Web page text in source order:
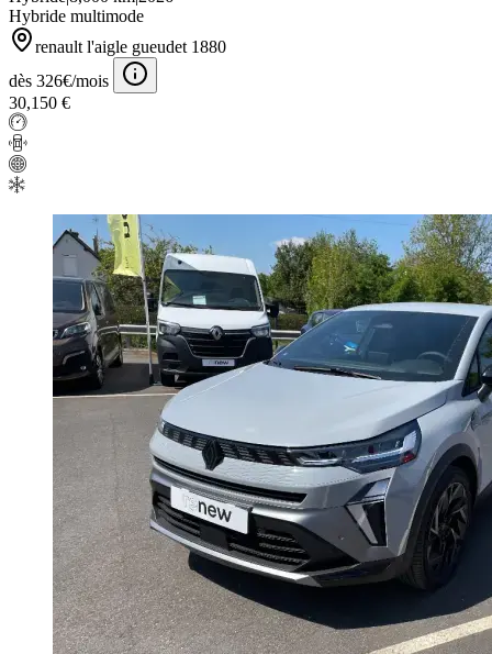
Hybride multimode
renault l'aigle gueudet 1880
dès 326€/mois
30,150 €